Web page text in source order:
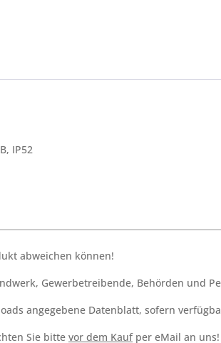
IP52
abweichen können!
Gewerbetreibende, Behörden und
angegebene Datenblatt, sofern
Sie bitte vor dem Kaufper eMail an uns!